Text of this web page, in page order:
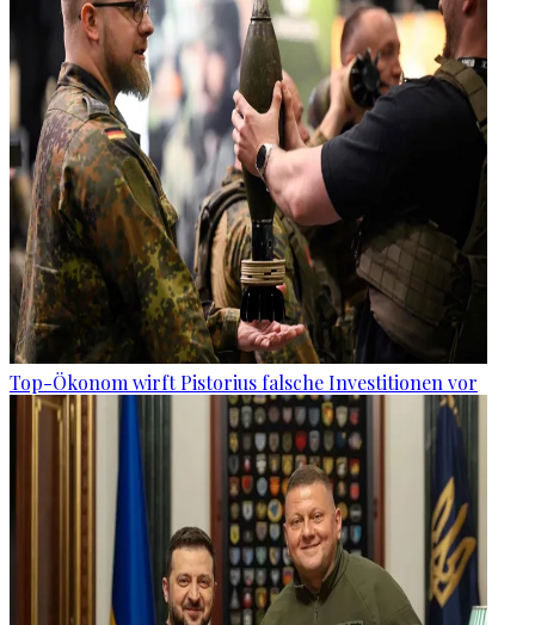
Top-Ökonom wirft Pistorius falsche Investitionen vor